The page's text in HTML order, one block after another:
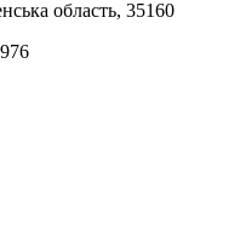
область, 35160